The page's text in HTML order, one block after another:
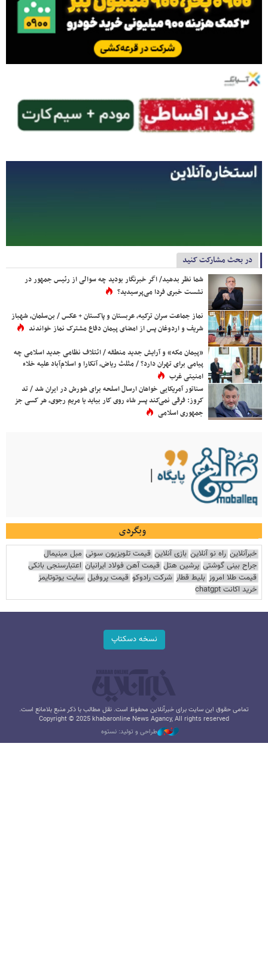
در بحث مشارکت کنید
شما نظر بدهید/ اگر خبرنگار بودید چه سوالی از رئیس جمهور در
نشست خبری فردا می‌پرسیدید؟
نماز جماعت سران ترکیه، عربستان و پاکستان + عکس / بن‌سلمان، شهباز
شریف و اردوغان پس از امضای پیمان دفاع مشترک نماز خواندند
«پیمان مکه» و آرایش جدید منطقه / ائتلاف نظامی جدید اسلامی چه
پیامی برای تهران دارد؟ / مثلث ریاض، آنکارا و اسلام‌آباد علیه خلاء
امنیتی غرب
سناتور آمریکایی خواهان ارسال اسلحه برای شورش در ایران شد / تد
کروز: فرقی نمی‌کند پسر شاه روی کار بیاید یا مریم رجوی، هر کسی جز
جمهوری اسلامی
وبگردی
خبرآنلاین راه نو آنلاین بازی آنلاین قیمت تلویزیون سونی مبل مینیمال
جراح بینی گوشتی پرشین هتل قیمت آهن فولاد ایرانیان اعتبارسنجی بانکی
قیمت طلا امروز بلیط قطار شرکت رادوکو قیمت پروفیل سایت یوتوتایمز
خرید اکانت chatgpt
نسخه دسکتاپ
تمامی حقوق این سایت برای خبرآنلاین محفوظ است. نقل مطالب با ذکر منبع بلامانع است.
Copyright © 2025 khabaronline News Agancy, All rights reserved
طراحی و تولید: نستوه